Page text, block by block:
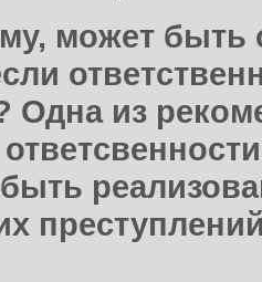
может быть
Одна из